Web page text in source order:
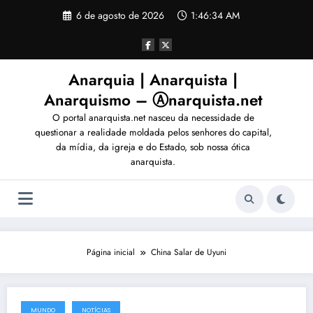
6 de agosto de 2026 1:46:38 AM
Anarquia | Anarquista |
Anarquismo – Ⓐnarquista.net
O portal anarquista.net nasceu da necessidade de
questionar a realidade moldada pelos senhores do capital,
da mídia, da igreja e do Estado, sob nossa ótica
anarquista.
Página inicial China Salar de Uyuni
MUNDO NOTÍCIAS